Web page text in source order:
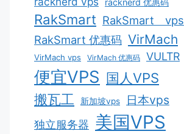
racknerd 优惠码
RakSmart RakSmart vps
RakSmart 优惠码 VirMach
VirMach vps VirMach 优惠码 VULTR
便宜VPS 国人VPS
搬瓦工
新加坡vps 日本vps
独立服务器 美国VPS